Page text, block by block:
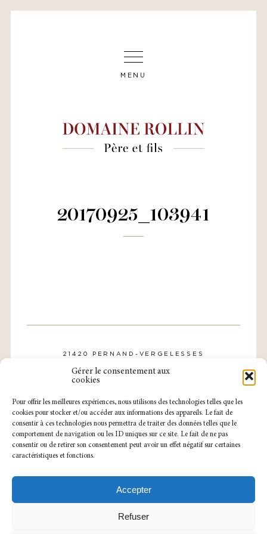
Gérer le consentement aux
cookies
Pour offrir les meilleures expériences, nous utilisons des technologies telles que les
cookies pour stocker et/ou accéder aux informations des appareils. Le fait de
consentir à ces technologies nous permettra de traiter des données telles que le
comportement de navigation ou les ID uniques sur ce site. Le fait de ne pas
consentir ou de retirer son consentement peut avoir un effet négatif sur certaines
caractéristiques et fonctions.
Accepter
Refuser
MENU
20170925_103941
21420 PERNAND-VERGELESSES
TÉL. : 03 80 21 57 31
NOTRE CAVEAU EST OUVERT
SUR RENDEZ-VOUS.
MENTIONS LÉGALES POLITIQUE DE CONFIDENTIALITÉ